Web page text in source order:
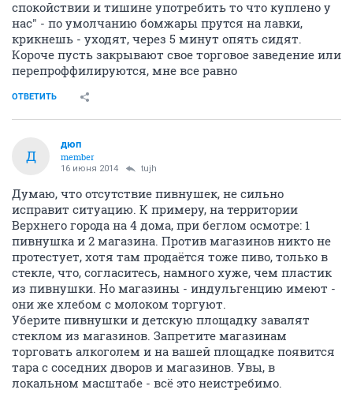
спокойствии и тишине употребить то что куплено у
нас" - по умолчанию бомжары прутся на лавки,
крикнешь - уходят, через 5 минут опять сидят.
Короче пусть закрывают свое торговое заведение или
перепроффилируются, мне все равно
ОТВЕТИТЬ
Д
дюп
member
16 июня 2014 tujh
Думаю, что отсутствие пивнушек, не сильно
исправит ситуацию. К примеру, на территории
Верхнего города на 4 дома, при беглом осмотре: 1
пивнушка и 2 магазина. Против магазинов никто не
протестует, хотя там продаётся тоже пиво, только в
стекле, что, согласитесь, намного хуже, чем пластик
из пивнушки. Но магазины - индульгенцию имеют -
они же хлебом с молоком торгуют.
Уберите пивнушки и детскую площадку завалят
стеклом из магазинов. Запретите магазинам
торговать алкоголем и на вашей площадке появится
тара с соседних дворов и магазинов. Увы, в
локальном масштабе - всё это неистребимо.